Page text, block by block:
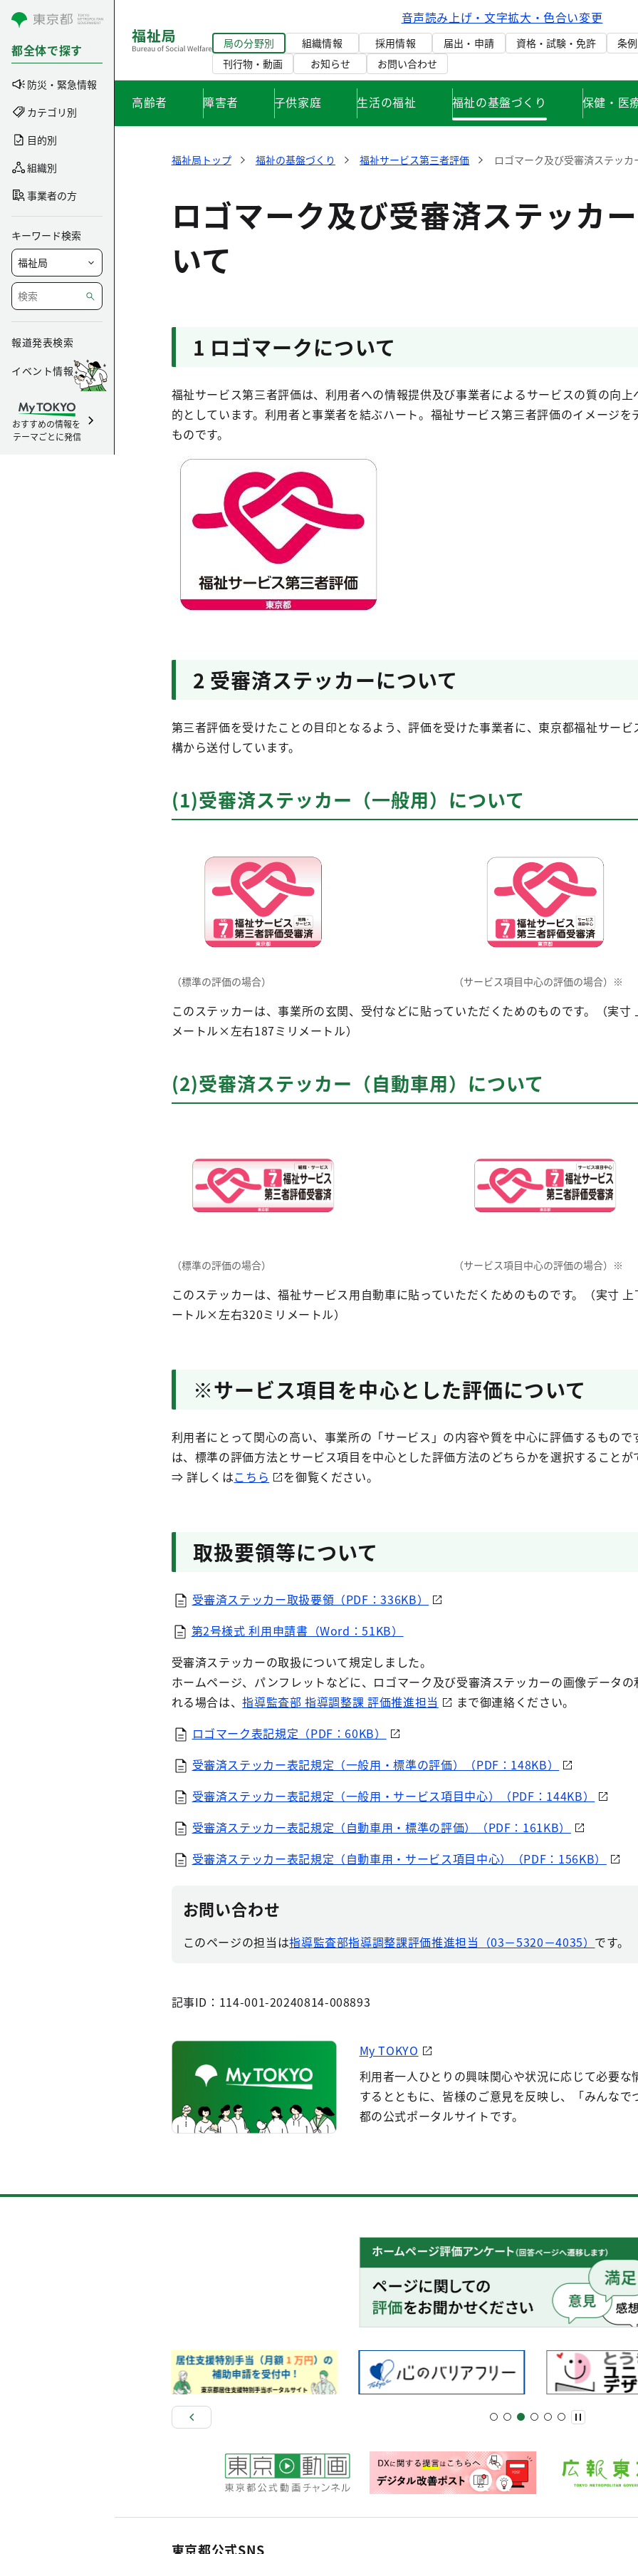
コンテンツにスキップ
都全体で探す
防災・緊急情報
カテゴリ別
目的別
組織別
事業者の方
キーワード検索
報道発表検索
イベント情報
おすすめの情報を
テーマごとに発信
音声読み上げ・文字拡大・色合い変更
局の分野別 組織情報 採用情報 届出・申請 資格・試験・免許 条
刊行物・動画
お知らせ お問い合わせ
高齢者 障害者 子供家庭 生活の福祉 福祉の基盤づくり 保健・医
福祉局トップ 福祉の基盤づくり 福祉サービス第三者評価 ロゴマーク及び受審済ステッカ
ロゴマーク及び受審済ステッカ
いて
1 ロゴマークについて
福祉サービス第三者評価は、利用者への情報提供及び事業者によるサービスの質の向上
的としています。利用者と事業者を結ぶハート。福祉サービス第三者評価のイメージを
ものです。
2 受審済ステッカーについて
第三者評価を受けたことの目印となるよう、評価を受けた事業者に、東京都福祉サービ
構から送付しています。
(1)受審済ステッカー（一般用）について
（標準の評価の場合） （サービス項目中心の評価の場合）※
このステッカーは、事業所の玄関、受付などに貼っていただくためのものです。（実寸
メートル×左右187ミリメートル）
(2)受審済ステッカー（自動車用）について
（標準の評価の場合） （サービス項目中心の評価の場合）※
このステッカーは、福祉サービス用自動車に貼っていただくためのものです。（実寸
ートル×左右320ミリメートル）
※サービス項目を中心とした評価について
利用者にとって関心の高い、事業所の「サービス」の内容や質を中心に評価するもので
は、標準の評価方法とサービス項目を中心とした評価方法のどちらかを選択することが
⇒ 詳しくはこちら を御覧ください。
取扱要領等について
受審済ステッカー取扱要領（PDF：336KB）
第2号様式 利用申請書（Word：51KB）
受審済ステッカーの取扱について規定しました。
ホームページ、パンフレットなどに、ロゴマーク及び受審済ステッカーの画像データの
れる場合は、指導監査部 指導調整課 評価推進担当
まで御連絡ください。
ロゴマーク表記規定（PDF：60KB）
受審済ステッカー表記規定（一般用・標準の評価）（PDF：148KB）
受審済ステッカー表記規定（一般用・サービス項目中心）（PDF：144KB）
受審済ステッカー表記規定（自動車用・標準の評価）（PDF：161KB）
受審済ステッカー表記規定（自動車用・サービス項目中心）（PDF：156KB）
お問い合わせ
このページの担当は指導監査部指導調整課評価推進担当（03－5320－4035） です。
記事ID：114-001-20240814-008893
My TOKYO
利用者一人ひとりの興味関心や状況に応じて必要な
するとともに、皆様のご意見を反映し、「みんなで
都の公式ポータルサイトです。
東京都公式SNS